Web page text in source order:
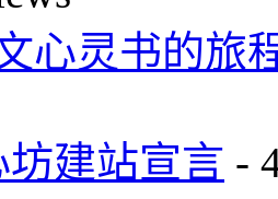
心灵书的旅
建站宣言 -